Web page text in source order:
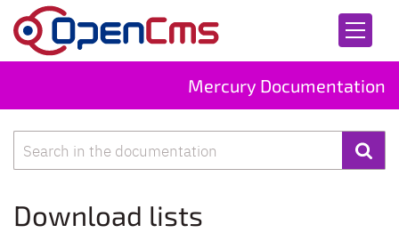
Skip to content
Mercury Documentation
Download lists
Search